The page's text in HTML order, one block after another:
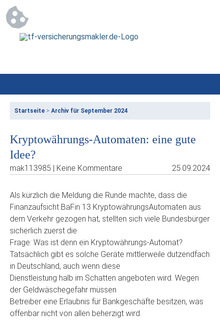
Startseite > Archiv für September 2024
Kryptowährungs-Automaten: eine gute
Idee?
mak113985 | Keine Kommentare 25.09.2024
Als kürzlich die Meldung die Runde machte, dass die
Finanzaufsicht BaFin 13 KryptowährungsAutomaten aus
dem Verkehr gezogen hat, stellten sich viele Bundesbürger
sicherlich zuerst die
Frage: Was ist denn ein Kryptowährungs-Automat?
Tatsächlich gibt es solche Geräte mittlerweile dutzendfach
in Deutschland, auch wenn diese
Dienstleistung halb im Schatten angeboten wird. Wegen
der Geldwäschegefahr müssen
Betreiber eine Erlaubnis für Bankgeschäfte besitzen, was
offenbar nicht von allen beherzigt wird.